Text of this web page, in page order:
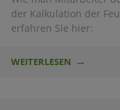
der Kalkulation der
erfahren Sie hier:
WEITERLESEN